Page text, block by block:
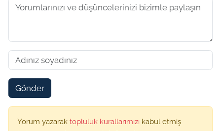
Gönder
Yorum yazarak topluluk kurallarımızı kabul etmiş